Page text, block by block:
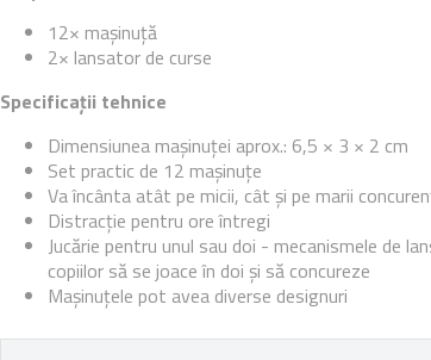
12× mașinuță
2× lansator de curse
Specificații tehnice
Dimensiunea mașinuței aprox.: 6,5 × 3 × 2 cm
Set practic de 12 mașinuțe
Va încânta atât pe micii, cât și pe marii
Distracție pentru ore întregi
Jucărie pentru unul sau doi - mecanismele de
copiilor să se joace în doi și să concureze
Mașinuțele pot avea diverse designuri